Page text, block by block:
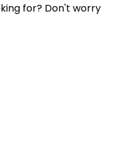
for? Don't worry